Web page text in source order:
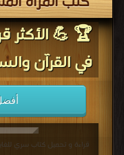
🏆 💪 الأكثر
في القرآن
قراءة و تحميل كتاب سري